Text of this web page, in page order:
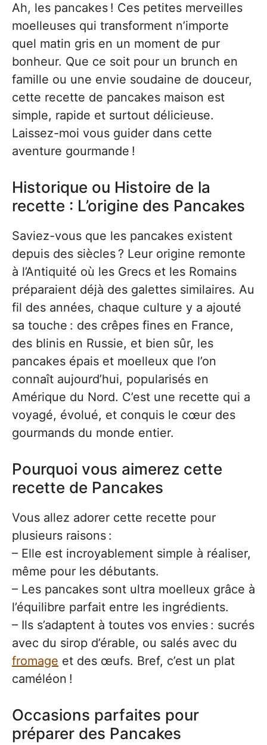
Ah, les pancakes ! Ces petites merveilles
moelleuses qui transforment n’importe
quel matin gris en un moment de pur
bonheur. Que ce soit pour un brunch en
famille ou une envie soudaine de douceur,
cette recette de pancakes maison est
simple, rapide et surtout délicieuse.
Laissez-moi vous guider dans cette
aventure gourmande !
Historique ou Histoire de la
recette : L’origine des Pancakes
Saviez-vous que les pancakes existent
depuis des siècles ? Leur origine remonte
à l’Antiquité où les Grecs et les Romains
préparaient déjà des galettes similaires. Au
fil des années, chaque culture y a ajouté
sa touche : des crêpes fines en France,
des blinis en Russie, et bien sûr, les
pancakes épais et moelleux que l’on
connaît aujourd’hui, popularisés en
Amérique du Nord. C’est une recette qui a
voyagé, évolué, et conquis le cœur des
gourmands du monde entier.
Pourquoi vous aimerez cette
recette de Pancakes
Vous allez adorer cette recette pour
plusieurs raisons :
– Elle est incroyablement simple à réaliser,
même pour les débutants.
– Les pancakes sont ultra moelleux grâce à
l’équilibre parfait entre les ingrédients.
– Ils s’adaptent à toutes vos envies : sucrés
avec du sirop d’érable, ou salés avec du
fromage et des œufs. Bref, c’est un plat
caméléon !
Occasions parfaites pour
préparer des Pancakes